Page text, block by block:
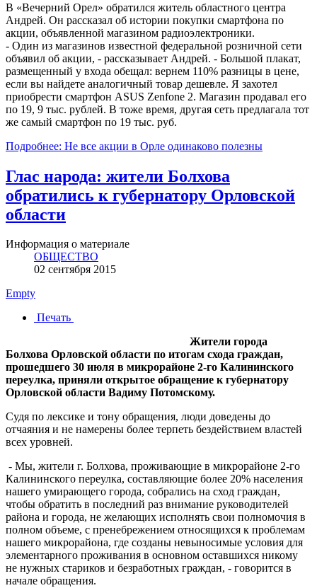
В «Вечерний Орел» обратился житель областного центра
Андрей. Он рассказал об истории покупки смартфона по
акции, объявленной магазином радиоэлектроники.
- Один из магазинов известной федеральной розничной сети
объявил об акции, - рассказывает Андрей. - Большой плакат,
размещенный у входа обещал: вернем 110% разницы в цене,
если вы найдете аналогичный товар дешевле. Я захотел
приобрести смартфон ASUS Zenfone 2. Магазин продавал его
по 19, 9 тыс. рублей. В тоже время, другая сеть предлагала тот
же самый смартфон по 19 тыс. руб.
Подробнее: Не все акции в Орле одинаково полезны
Глас народа: жители Болхова
обратились к губернатору Орловской
области
Информация о материале
ОБЩЕСТВО
02 сентября 2015
Empty
Печать
Жители города
Болхова Орловской области по итогам схода граждан,
прошедшего 30 июля в микрорайоне 2-го Калининского
переулка, приняли открытое обращение к губернатору
Орловской области Вадиму Потомскому.
Судя по лексике и тону обращения, люди доведены до
отчаяния и не намерены более терпеть бездействием властей
всех уровней.
- Мы, жители г. Болхова, проживающие в микрорайоне 2-го
Калининского переулка, составляющие более 20% населения
нашего умирающего города, собрались на сход граждан,
чтобы обратить в последний раз внимание руководителей
района и города, не желающих исполнять свои полномочия в
полном объеме, с пренебрежением относящихся к проблемам
нашего микрорайона, где созданы невыносимые условия для
элементарного проживания в основном оставшихся никому
не нужных стариков и безработных граждан, - говорится в
начале обращения.